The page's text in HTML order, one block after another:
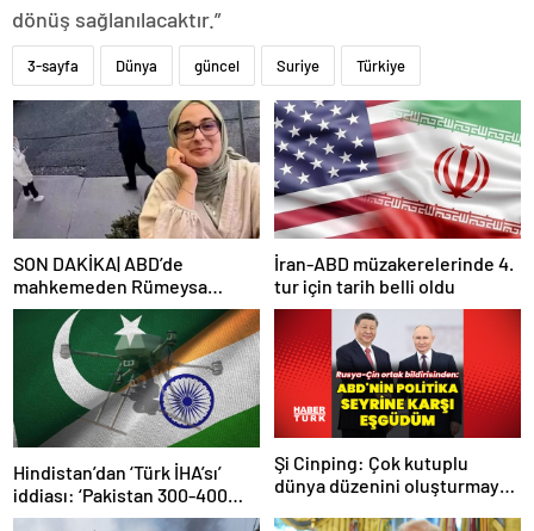
dönüş sağlanılacaktır.”
3-sayfa Dünya güncel Suriye Türkiye
SON DAKİKA| ABD’de
mahkemeden Rümeysa
Öztürk kararı: Serbest
bırakıldı!
İran-ABD müzakerelerinde 4.
tur için tarih belli oldu
Hindistan’dan ‘Türk İHA’sı’
iddiası: ‘Pakistan 300-400
tanesi ile 36 noktaya sızdı’
Şi Cinping: Çok kutuplu
dünya düzenini oluşturmaya